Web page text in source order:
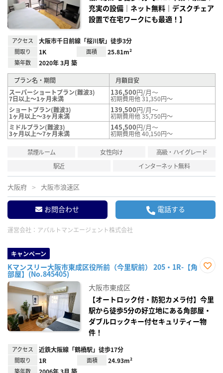
録
充実の設備｜ネット無料｜デスクチェア
設置で在宅ワークにも最適！】
アクセス 大阪市千日前線「桜川駅」徒歩3分
間取り 1K 面積 25.81m²
築年数 2020年 3月 築
プラン名・期間
月額目安
スーパーショートプラン(難波3)
7日以上～1ヶ月未満
136,500円/月～
初期費用他 31,350円～
ショートプラン(難波3)
1ヶ月以上～3ヶ月未満
139,500円/月～
初期費用他 35,750円～
ミドルプラン(難波3)
3ヶ月以上～7ヶ月未満
145,500円/月～
初期費用他 40,150円～
禁煙ルーム 女性向け
高級・ハイグレード
駅近
インターネット無料
大阪府 大阪市浪速区
お問合わせ 電話する
運営会社： アパルトマンエージェント株式会社
キャンペーン
Kマンスリー大阪市東成区役所前（今里駅前） 205・1R-【角
部屋】(No.845405)
録
大阪市東成区
【オートロック付・防犯カメラ付】今里
駅から徒歩5分の好立地にある角部屋・
ダブルロックキー付セキュリティー物
件！
アクセス 近鉄大阪線「鶴橋駅」徒歩17分
間取り 1R 面積 24.93m²
築年数 2006年 3月 築